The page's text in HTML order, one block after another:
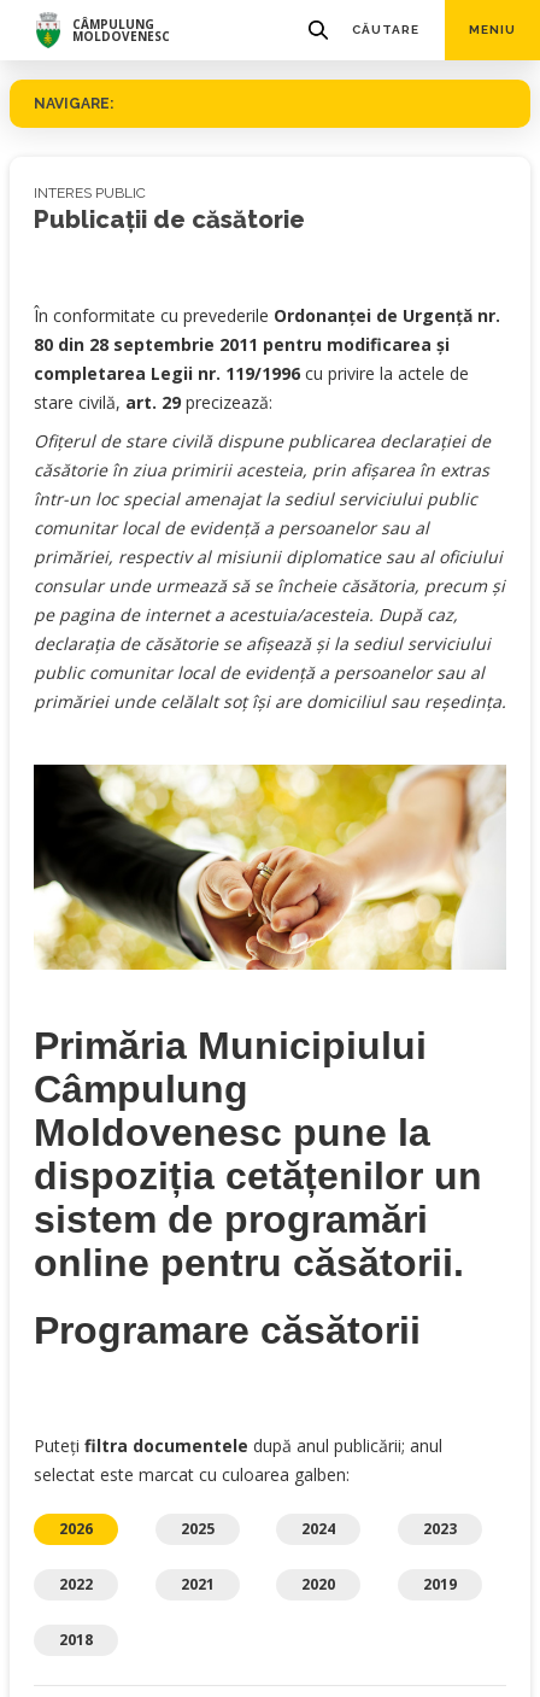
CÂMPULUNG
MOLDOVENESC CĂUTARE MENIU
NAVIGARE:
INTERES PUBLIC
Publicații de căsătorie
În conformitate cu prevederile Ordonanţei de Urgenţă nr.
80 din 28 septembrie 2011 pentru modificarea şi
completarea Legii nr. 119/1996 cu privire la actele de
stare civilă, art. 29 precizează:
Ofiţerul de stare civilă dispune publicarea declaraţiei de
căsătorie în ziua primirii acesteia, prin afişarea în extras
într-un loc special amenajat la sediul serviciului public
comunitar local de evidenţă a persoanelor sau al
primăriei, respectiv al misiunii diplomatice sau al oficiului
consular unde urmează să se încheie căsătoria, precum şi
pe pagina de internet a acestuia/acesteia. După caz,
declaraţia de căsătorie se afişează şi la sediul serviciului
public comunitar local de evidenţă a persoanelor sau al
primăriei unde celălalt soţ îşi are domiciliul sau reşedinţa.
Primăria Municipiului
Câmpulung
Moldovenesc pune la
dispoziția cetățenilor un
sistem de programări
online pentru căsătorii.
Programare căsătorii
Puteți filtra documentele după anul publicării; anul
selectat este marcat cu culoarea galben:
2026 2025 2024 2023
2022 2021 2020 2019
2018